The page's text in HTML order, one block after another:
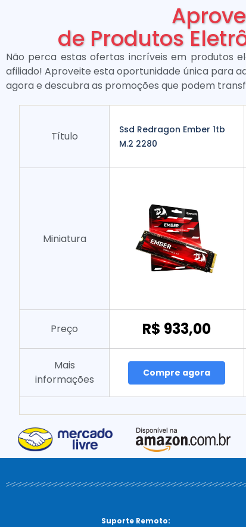
de Produtos
Não perca estas ofertas incríveis em produtos
afiliado! Aproveite esta oportunidade única para
agora e descubra as promoções que podem
Título
Ssd Redragon Ember 1tb
M.2 2280
Miniatura
Preço R$ 933,00
Mais
informações
Compre agora
Suporte Remoto: